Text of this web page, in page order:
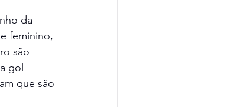
da
feminino,
são
gol
que são